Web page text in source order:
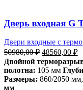
Дверь входная G
Двери входные с
50980,00₽
цена
составляла
50980,00 ₽.
48560,00 ₽
Двойной
полотна: 105 мм
Размеры: 860/2050
мм